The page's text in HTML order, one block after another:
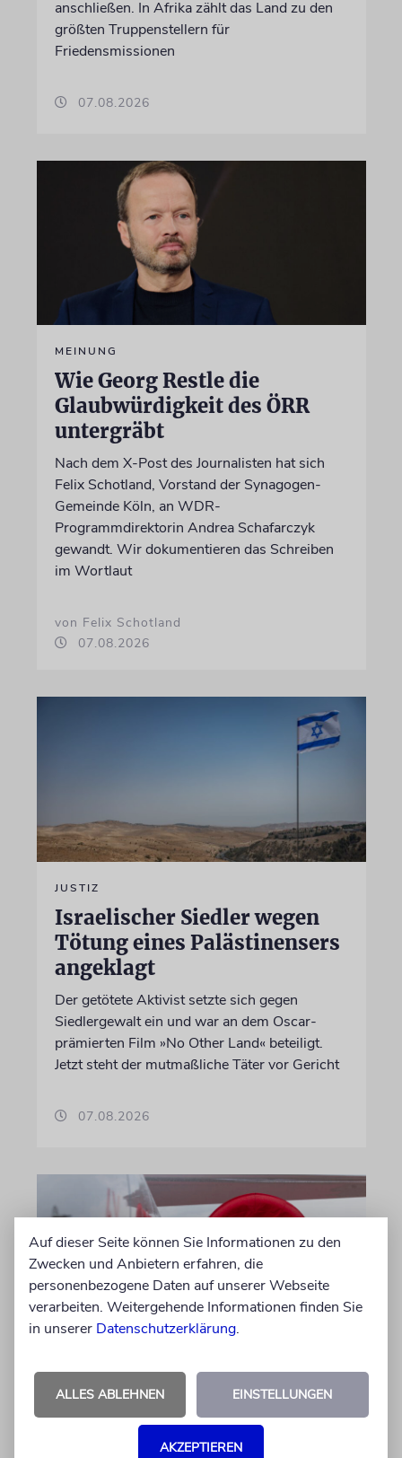
anschließen. In Afrika zählt das Land zu den
größten Truppenstellern für
Friedensmissionen
07.08.2026
MEINUNG
Wie Georg Restle die
Glaubwürdigkeit des ÖRR
untergräbt
Nach dem X-Post des Journalisten hat sich
Felix Schotland, Vorstand der Synagogen-
Gemeinde Köln, an WDR-
Programmdirektorin Andrea Schafarczyk
gewandt. Wir dokumentieren das Schreiben
im Wortlaut
von Felix Schotland
07.08.2026
JUSTIZ
Israelischer Siedler wegen
Tötung eines Palästinensers
angeklagt
Der getötete Aktivist setzte sich gegen
Siedlergewalt ein und war an dem Oscar-
prämierten Film »No Other Land« beteiligt.
Jetzt steht der mutmaßliche Täter vor Gericht
07.08.2026
Wegen Israel-Boykott:
Irisches Regierungsflugzeug
kann nicht mehr im Nebel
Auf dieser Seite können Sie Informationen zu den
Zwecken und Anbietern erfahren, die
personenbezogene Daten auf unserer Webseite
verarbeiten. Weitergehende Informationen finden Sie
in unserer Datenschutzerklärung.
ALLES ABLEHNEN EINSTELLUNGEN
AKZEPTIEREN